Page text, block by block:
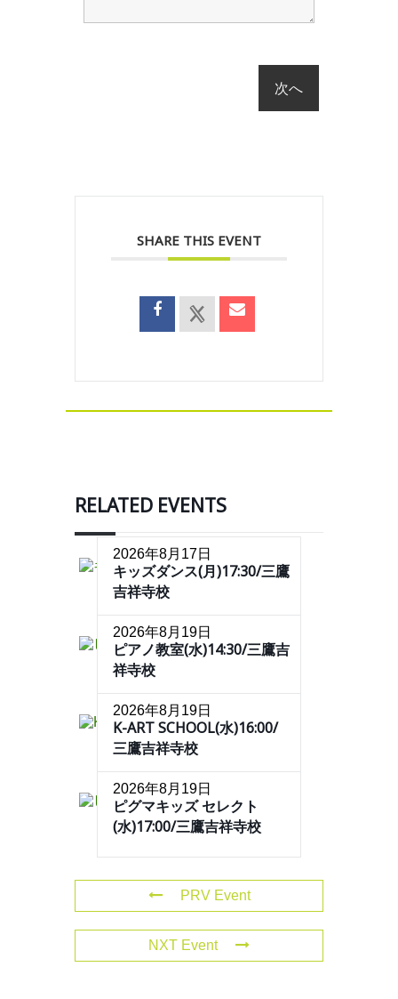
SHARE THIS EVENT
RELATED EVENTS
2026年8月17日
キッズダンス(月)17:30/三鷹
吉祥寺校
2026年8月19日
ピアノ教室(水)14:30/三鷹吉
祥寺校
2026年8月19日
K-ART SCHOOL(水)16:00/
三鷹吉祥寺校
2026年8月19日
ピグマキッズ セレクト
(水)17:00/三鷹吉祥寺校
PRV Event
NXT Event